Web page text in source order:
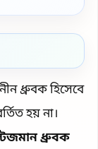
ধ্রুবক হিসেবে
হয় না।
ধ্রুবক